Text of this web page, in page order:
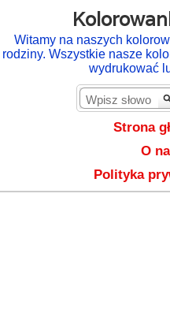
Witamy na naszych
rodziny. Wszystkie nasze
wydrukować
Strona
O
Polityka